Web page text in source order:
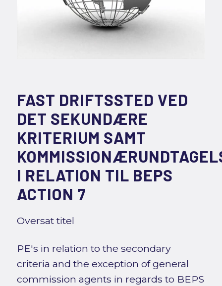
FAST DRIFTSSTED VED
DET SEKUNDÆRE
KRITERIUM SAMT
I RELATION TIL BEPS
ACTION 7
Oversat titel
PE's in relation to the secondary
criteria and the exception of general
commission agents in regards to BEPS